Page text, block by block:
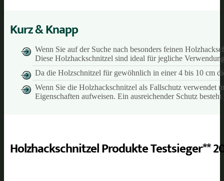
Kurz & Knapp
Wenn Sie auf der Suche nach besonders feinen
Diese Holzhackschnitzel sind ideal für jegliche
Da die Holzschnitzel für gewöhnlich in einer 4 bis 10 cm
Wenn Sie die Holzhackschnitzel als Fallschutz verwendet
Eigenschaften aufweisen. Ein ausreichender Schutz
Holzhackschnitzel Produkte Testsieger**